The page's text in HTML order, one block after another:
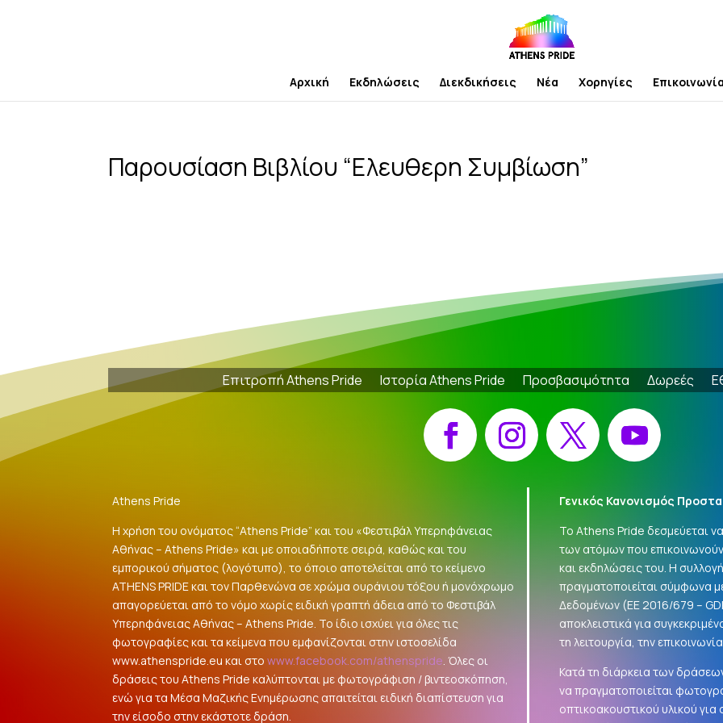
Αρχική Εκδηλώσεις Διεκδικήσεις Νέα Χορηγίες
Παρουσίαση Βιβλίου “Ελευθερη Συμβίωση”
Επιτροπή Athens Pride Ιστορία Athens Pride Προσβασιμότητα Δωρεές
Facebook Instagram X YouTube
Athens Pride
Η χρήση του ονόματος “Athens Pride” και του «Φεστιβάλ Υπερηφάνειας
Αθήνας – Athens Pride» και με οποιαδήποτε σειρά, καθώς και του
εμπορικού σήματος (λογότυπο), το όποιο αποτελείται από το κείμενο
ATHENS PRIDE και τον Παρθενώνα σε χρώμα ουράνιου τόξου ή μονόχρωμο
απαγορεύεται από το νόμο χωρίς ειδική γραπτή άδεια από το Φεστιβάλ
Υπερηφάνειας Αθήνας – Athens Pride. Το ίδιο ισχύει για όλες τις
φωτογραφίες και τα κείμενα που εμφανίζονται στην ιστοσελίδα
www.athenspride.eu και στοwww.facebook.com/athenspride. Όλες οι
δράσεις του Athens Pride καλύπτονται με φωτογράφιση / βιντεοσκόπηση,
ενώ για τα Μέσα Μαζικής Ενημέρωσης απαιτείται ειδική διαπίστευση για
την είσοδο στην εκάστοτε δράση.
Γενικός Κανονισμός
Το Athens Pride δεσμεύεται
των ατόμων που
και εκδηλώσεις του. Η
πραγματοποιείται σύμφωνα
Δεδομένων (ΕΕ 2016/679 –
αποκλειστικά για
τη λειτουργία, την
Κατά τη διάρκεια των
να πραγματοποιείται
οπτικοακουστικού υλικού